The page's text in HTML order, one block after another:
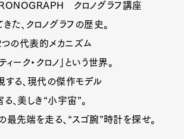
クロノグラフ講座
た、クロノグラフの歴史。
つの代表的メカニズム
ーク・クロノ」という世界。
る、現代の傑作モデル
、美しき“小宇宙”。
先端を走る、“スゴ腕”時計を探せ。